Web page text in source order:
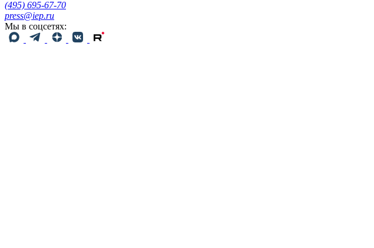
(495) 695-67-70
press@iep.ru
Мы в соцсетях: